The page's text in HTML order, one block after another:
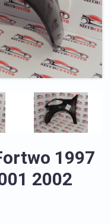
1997
2002